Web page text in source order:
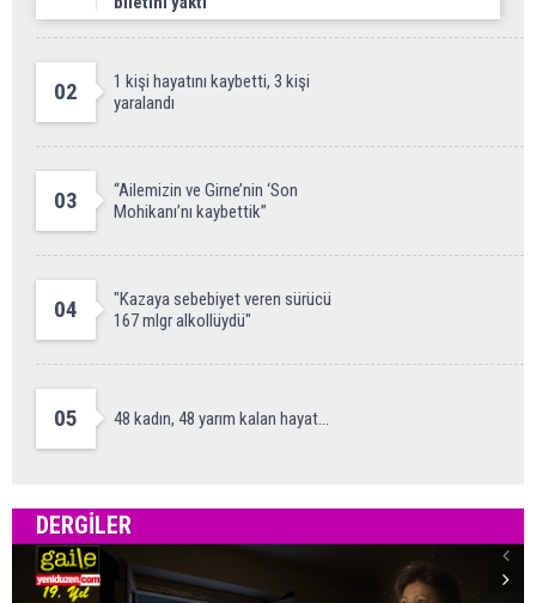
02
1 kişi hayatını kaybetti, 3 kişi
yaralandı
03
“Ailemizin ve Girne’nin ‘Son
Mohikanı’nı kaybettik”
04
"Kazaya sebebiyet veren sürücü
167 mlgr alkollüydü"
05 48 kadın, 48 yarım kalan hayat...
DERGILER